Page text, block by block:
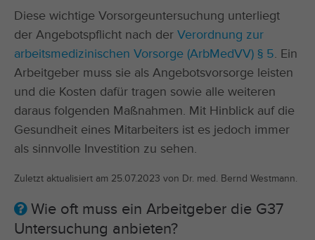
Diese wichtige Vorsorgeuntersuchung unterliegt
der Angebotspflicht nach der Verordnung zur
arbeitsmedizinischen Vorsorge (ArbMedVV) § 5. Ein
Arbeitgeber muss sie als Angebotsvorsorge leisten
und die Kosten dafür tragen sowie alle weiteren
daraus folgenden Maßnahmen. Mit Hinblick auf die
Gesundheit eines Mitarbeiters ist es jedoch immer
als sinnvolle Investition zu sehen.
Zuletzt aktualisiert am 25.07.2023 von Dr. med. Bernd Westmann.
Wie oft muss ein Arbeitgeber die G37
Untersuchung anbieten?